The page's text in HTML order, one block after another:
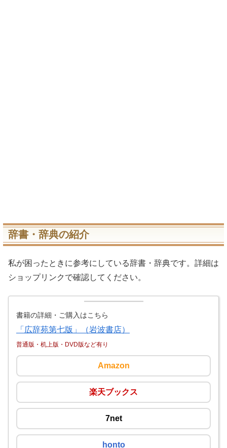
辞書・辞典の紹介
私が困ったときに参考にしている辞書・辞典です。詳細は
ショップリンクで確認してください。
書籍の詳細・ご購入はこちら
「広辞苑第七版」（岩波書店）
普通版・机上版・DVD版など有り
Amazon
楽天ブックス
7net
honto